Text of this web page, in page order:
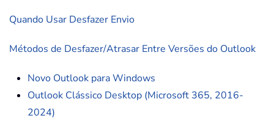
Quando Usar Desfazer Envio
Métodos de Desfazer/Atrasar Entre Versões do Outlook
Novo Outlook para Windows
Outlook Clássico Desktop (Microsoft 365, 2016-
2024)